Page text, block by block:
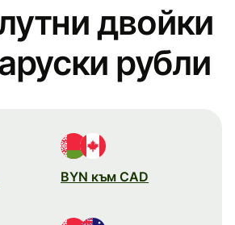
двойки
рубли
BYN към CAD